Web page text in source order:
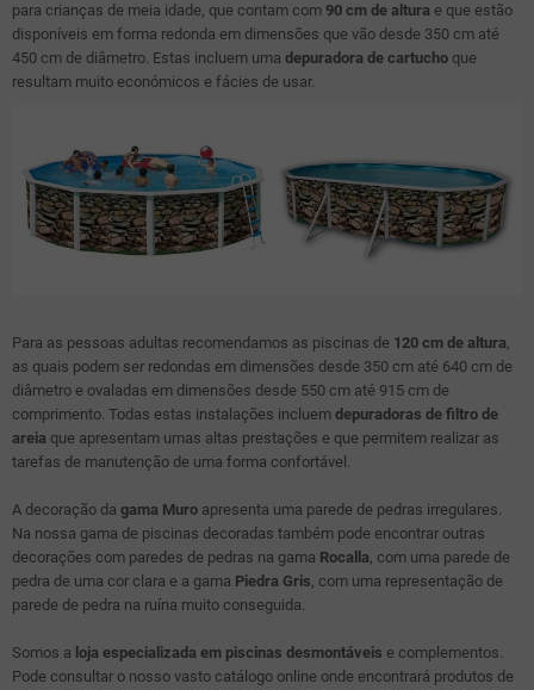
para crianças de meia idade, que contam com 90 cm de altura e que estão
disponíveis em forma redonda em dimensões que vão desde 350 cm até
450 cm de diâmetro. Estas incluem uma depuradora de cartucho que
resultam muito económicos e fácies de usar.
Para as pessoas adultas recomendamos as piscinas de 120 cm de altura,
as quais podem ser redondas em dimensões desde 350 cm até 640 cm de
diâmetro e ovaladas em dimensões desde 550 cm até 915 cm de
comprimento. Todas estas instalações incluem depuradoras de filtro de
areia que apresentam umas altas prestações e que permitem realizar as
tarefas de manutenção de uma forma confortável.
A decoração da gama Muro apresenta uma parede de pedras irregulares.
Na nossa gama de piscinas decoradas também pode encontrar outras
decorações com paredes de pedras na gama Rocalla, com uma parede de
pedra de uma cor clara e a gama Piedra Gris, com uma representação de
parede de pedra na ruína muito conseguida.
Somos a loja especializada em piscinas desmontáveis e complementos.
Pode consultar o nosso vasto catálogo online onde encontrará produtos de